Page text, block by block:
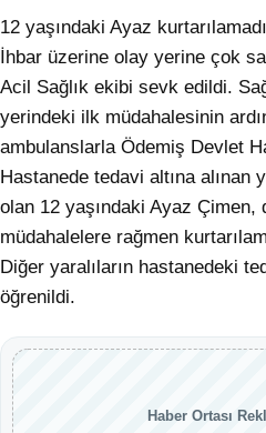
12 yaşındaki Ayaz kurtarılamadı
İhbar üzerine olay yerine çok
Acil Sağlık ekibi sevk edildi.
yerindeki ilk müdahalesinin
ambulanslarla Ödemiş Devlet
Hastanede tedavi altına alınan
olan 12 yaşındaki Ayaz Çimen,
müdahalelere rağmen
Diğer yaralıların hastanedeki
öğrenildi.
Haber Ortası